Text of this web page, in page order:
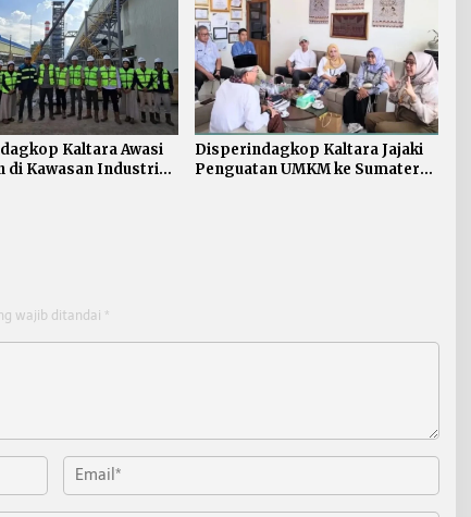
Kaltara Awasi
di Kawasan Industri
Disperindagkop Kaltara Jajaki
Penguatan UMKM ke Sumatera
wajib ditandai *